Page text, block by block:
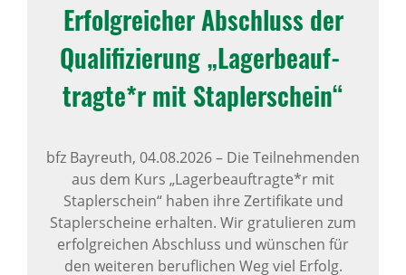
Erfolg­rei­cher Abschluss der
Quali­fi­zie­rung „Lager­be­auf­
tragte*r mit Stap­ler­schein“
bfz Bayreuth, 04.08.2026– Die Teilnehmenden
aus dem Kurs „Lagerbeauftragte*r mit
Staplerschein“ haben ihre Zertifikate und
Staplerscheine erhalten. Wir gratulieren zum
erfolgreichen Abschluss und wünschen für
den weiteren beruflichen Weg viel Erfolg.